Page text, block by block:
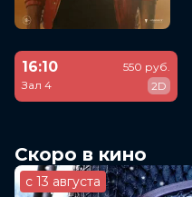
16:10
Зал 4
550 руб.
2D
Скоро в кино
с 13 августа